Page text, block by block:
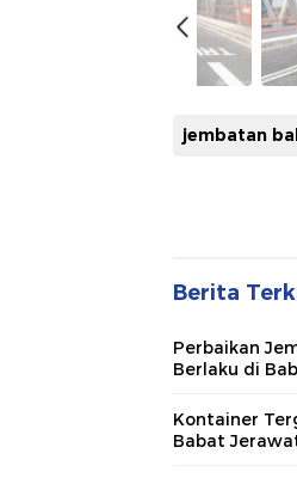
jembatan
Berita
Perbaikan
Berlaku di
Kontainer
Babat